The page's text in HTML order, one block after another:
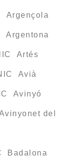
Argençola
Argentona
Artés
Avià
Avinyó
del
Badalona